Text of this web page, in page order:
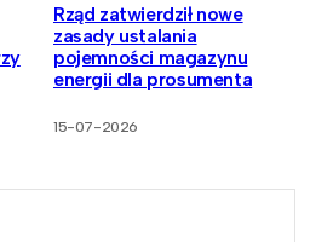
Rząd zatwierdził nowe
zasady ustalania
pojemności magazynu
energii dla prosumenta
15-07-2026